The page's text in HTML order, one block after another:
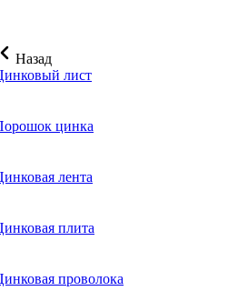
Назад
лист
цинка
лента
плита
проволока